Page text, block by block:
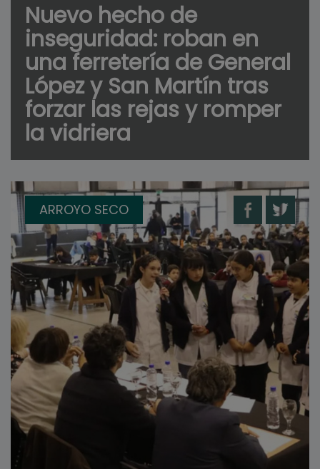
Nuevo hecho de
inseguridad: roban en
una ferretería de General
López y San Martín tras
forzar las rejas y romper
la vidriera
ARROYO SECO